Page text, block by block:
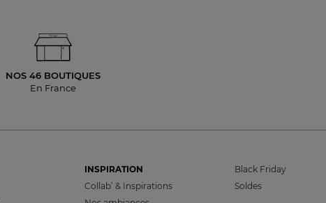
NOS 46 BOUTIQUES
En France
INSPIRATION
Collab’ & Inspirations
Black Friday
Soldes